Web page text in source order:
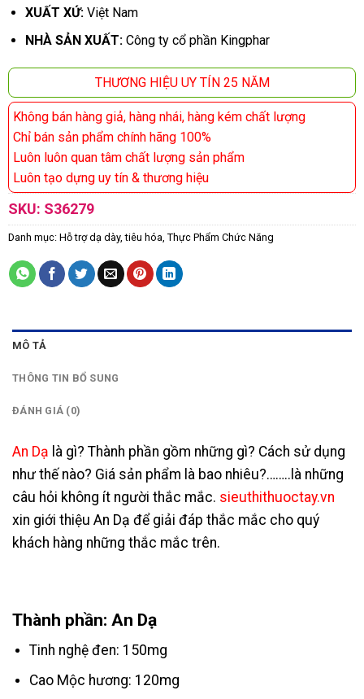
XUẤT XỨ: Việt Nam
NHÀ SẢN XUẤT: Công ty cổ phần Kingphar
THƯƠNG HIỆU UY TÍN 25 NĂM
Không bán hàng giả, hàng nhái, hàng kém chất lượng
Chỉ bán sản phẩm chính hãng 100%
Luôn luôn quan tâm chất lượng sản phẩm
Luôn tạo dựng uy tín & thương hiệu
SKU: S36279
Danh mục: Hỗ trợ dạ dày, tiêu hóa, Thực Phẩm Chức Năng
MÔ TẢ
THÔNG TIN BỔ SUNG
ĐÁNH GIÁ (0)
An Dạ là gì? Thành phần gồm những gì? Cách sử dụng
như thế nào? Giá sản phẩm là bao nhiêu?……..là những
câu hỏi không ít người thắc mắc. sieuthithuoctay.vn
xin giới thiệu An Dạ để giải đáp thắc mắc cho quý
khách hàng những thắc mắc trên.
Thành phần: An Dạ
Tinh nghệ đen: 150mg
Cao Mộc hương: 120mg